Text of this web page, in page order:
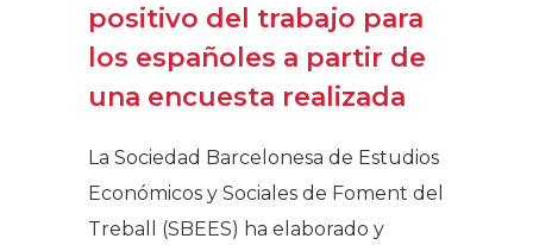
positivo del trabajo para
los españoles a partir de
una encuesta realizada
La Sociedad Barcelonesa de Estudios
Económicos y Sociales de Foment del
Treball (SBEES) ha elaborado y